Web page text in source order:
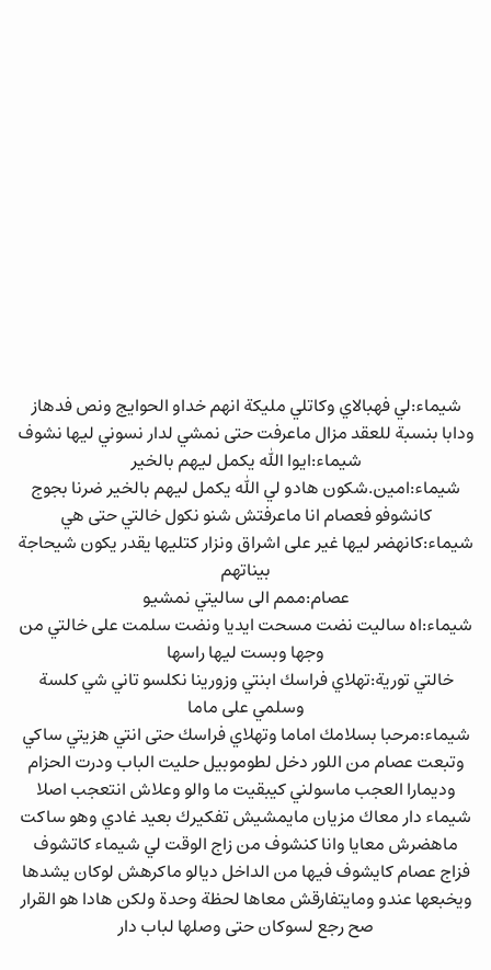
شيماء:لي فهباﻻي وكاتلي مليكة انهم خداو الحوايج ونص فدهاز
ودابا بنسبة للعقد مزال ماعرفت حتى نمشي لدار نسوني ليها نشوف
شيماء:ايوا الله يكمل ليهم بالخير
شيماء:امين.شكون هادو لي الله يكمل ليهم بالخير ضرنا بجوج
كانشوفو فعصام انا ماعرفتش شنو نكول خالتي حتى هي
شيماء:كانهضر ليها غير على اشراق ونزار كتليها يقدر يكون شيحاجة
بيناتهم
عصام:ممم الى ساليتي نمشيو
شيماء:اه ساليت نضت مسحت ايديا ونضت سلمت على خالتي من
وجها وبست ليها راسها
خالتي تورية:تهلاي فراسك ابنتي وزورينا نكلسو تاني شي كلسة
وسلمي على ماما
شيماء:مرحبا بسلامك اماما وتهلاي فراسك حتى انتي هزيتي ساكي
وتبعت عصام من اللور دخل لطوموبيل حليت الباب ودرت الحزام
وديمارا العجب ماسولني كيبقيت ما والو وعلاش انتعجب اصلا
شيماء دار معاك مزيان مايمشيش تفكيرك بعيد غادي وهو ساكت
ماهضرش معايا وانا كنشوف من زاج الوقت لي شيماء كاتشوف
فزاج عصام كايشوف فيها من الداخل ديالو ماكرهش لوكان يشدها
ويخبعها عندو ومايتفارقش معاها لحظة وحدة ولكن هادا هو القرار
صح رجع لسوكان حتى وصلها لباب دار